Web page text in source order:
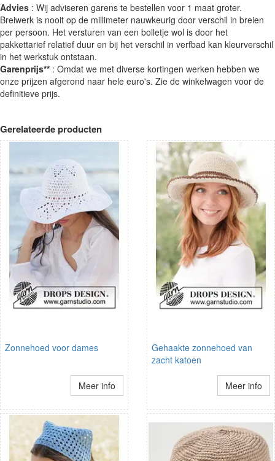
Advies : Wij adviseren garens te bestellen voor 1 maat groter.
Breiwerk is nooit op de millimeter nauwkeurig door verschil in breien
per persoon. Het versturen van een bolletje wol is door het
pakkettarief relatief duur en bij het verschil in verfbad kan kleurverschil
in het werkstuk ontstaan.
Garenprijs** : Omdat we met diverse kortingen werken hebben we
onze prijzen afgerond naar hele euro's. Zie de winkelwagen voor de
definitieve prijs.
Gerelateerde producten
Zonnehoed voor dames
Meer info
Gehaakte zonnehoed van
zacht katoen
Meer info